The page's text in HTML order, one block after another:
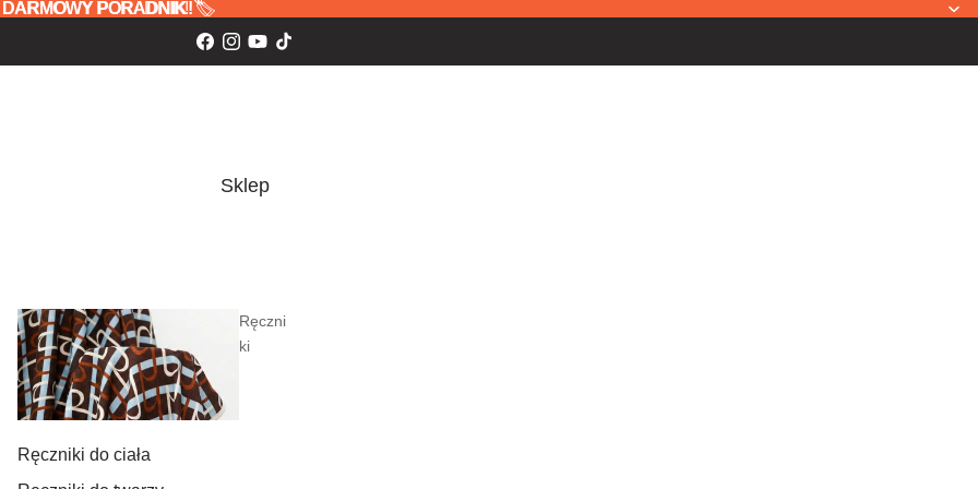
DARMOWY PORADNIK!🏷️
DARMOWY PORADNIK! 🏷️
Sklep
Ręczni
ki
Ręczniki do ciała